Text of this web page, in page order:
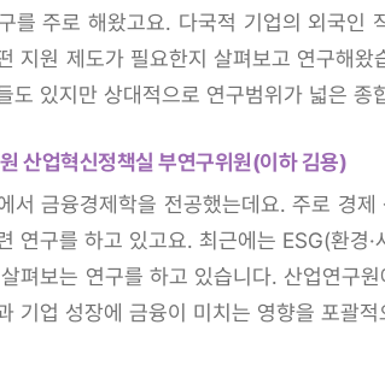
를 주로 해왔고요. 다국적 기업의 외국
지원 제도가 필요한지 살펴보고 연구해
도 있지만 상대적으로 연구범위가 넓은
산업혁신정책실 부연구위원(이하 김용)
서 금융경제학을 전공했는데요. 주로 경
연구를 하고 있고요. 최근에는 ESG(환경
펴보는 연구를 하고 있습니다. 산업연구
기업 성장에 금융이 미치는 영향을 포괄